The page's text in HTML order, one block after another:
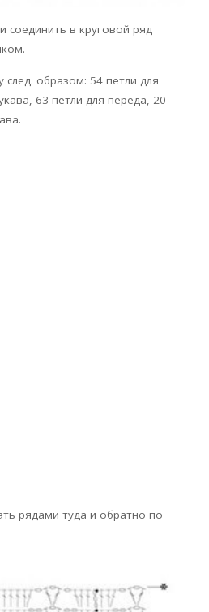
соединить в круговой ряд
след. образом: 54 петли для
63 петли для переда, 20
рядами туда и обратно по